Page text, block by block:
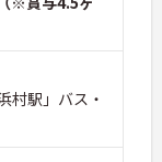
村駅」バス・